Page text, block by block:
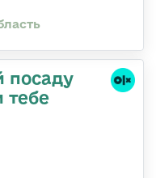
посаду
тебе